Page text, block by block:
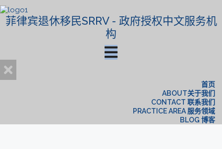
菲律宾退休移民SRRV - 政府授权中文服务机
构
首页
ABOUT关于我们
CONTACT 联系我们
PRACTICE AREA 服务领域
BLOG 博客